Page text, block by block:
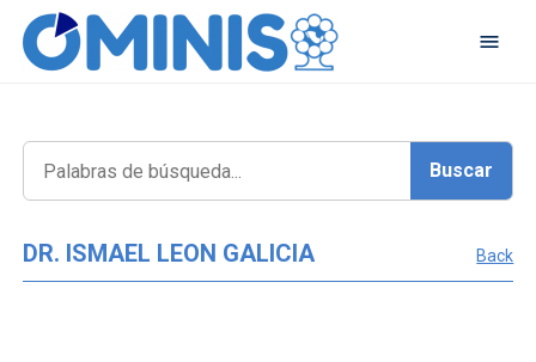
DR. ISMAEL LEON GALICIA Back